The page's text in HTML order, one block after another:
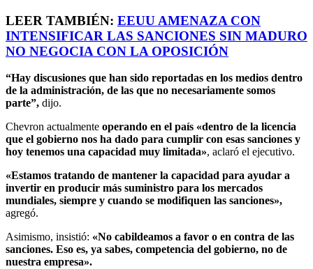
LEER TAMBIÉN: EEUU AMENAZA CON
INTENSIFICAR LAS SANCIONES SIN MADURO
NO NEGOCIA CON LA OPOSICIÓN
“Hay discusiones que han sido reportadas en los medios dentro
de la administración, de las que no necesariamente somos
parte”, dijo.
Chevron actualmente operando en el país «dentro de la licencia
que el gobierno nos ha dado para cumplir con esas sanciones y
hoy tenemos una capacidad muy limitada», aclaró el ejecutivo.
«Estamos tratando de mantener la capacidad para ayudar a
invertir en producir más suministro para los mercados
mundiales, siempre y cuando se modifiquen las sanciones»,
agregó.
Asimismo, insistió: «No cabildeamos a favor o en contra de las
sanciones. Eso es, ya sabes, competencia del gobierno, no de
nuestra empresa».